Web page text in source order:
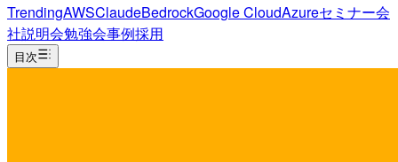
TrendingAWSClaudeBedrockGoogle CloudAzureセミナー会
社説明会勉強会事例採用
目次